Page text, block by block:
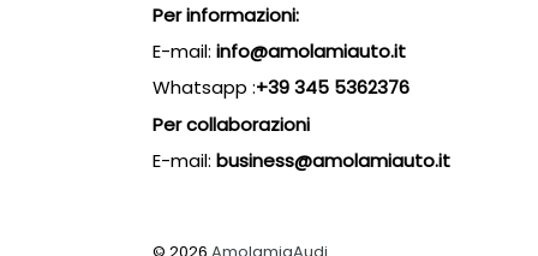
Per informazioni:
E-mail: info@amolamiauto.it
Whatsapp :+39 345 5362376
Per collaborazioni
E-mail: business@amolamiauto.it